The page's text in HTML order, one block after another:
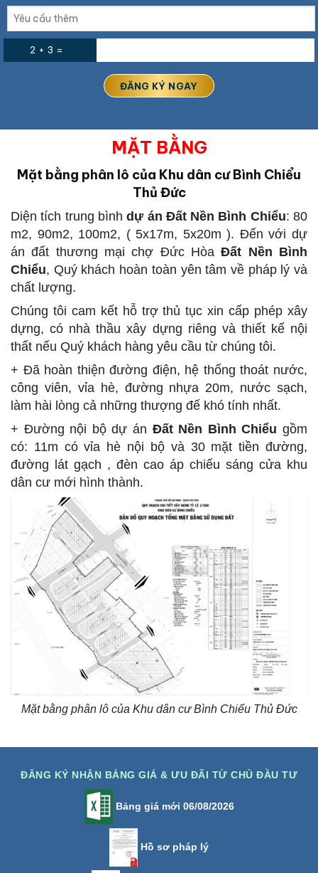
2 + 3 =
MẶT BẰNG
Mặt bằng phân lô của Khu dân cư Bình Chiểu
Thủ Đức
Diện tích trung bìnhdự án Đất Nền Bình Chiểu: 80
m2, 90m2, 100m2, ( 5x17m, 5x20m ). Đến với dự
án đất thương mại chợ Đức HòaĐất Nền Bình
Chiểu, Quý khách hoàn toàn yên tâm về pháp lý và
chất lượng.
Chúng tôi cam kết hỗ trợ thủ tục xin cấp phép xây
dựng, có nhà thầu xây dựng riêng và thiết kế nội
thất nếu Quý khách hàng yêu cầu từ chúng tôi.
+ Đã hoàn thiện đường điện, hệ thống thoát nước,
công viên, vỉa hè, đường nhựa 20m, nước sạch,
làm hài lòng cả những thượng đế khó tính nhất.
+ Đường nội bộ dự án Đất Nền Bình Chiểu gồm
có: 11m có vỉa hè nội bộ và 30 mặt tiền đường,
đường lát gạch , đèn cao áp chiếu sáng cửa khu
dân cư mới hình thành.
Mặt bằng phân lô của Khu dân cư Bình Chiểu Thủ Đức
ĐĂNG KÝ NHẬN BẢNG GIÁ & ƯU ĐÃI TỪ CHỦ ĐẦU TƯ
Bảng giá mới 06/08/2026
Hồ sơ pháp lý